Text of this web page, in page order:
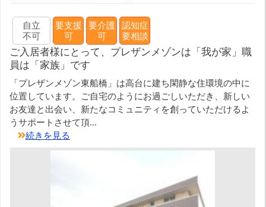
自立
不可
要支援
可
要介護
可
認知症
要相談
ご入居者様にとって、プレザンメゾンは「我が家」職
員は「家族」です
「プレザンメゾン東船橋」は高台に建ち閑静な住環境の中に
位置しています。ご自宅のようにお過ごしいただき、新しい
お友達と出会い、新たなコミュニティを創っていただけるよ
うサポートさせて頂...
続きを見る